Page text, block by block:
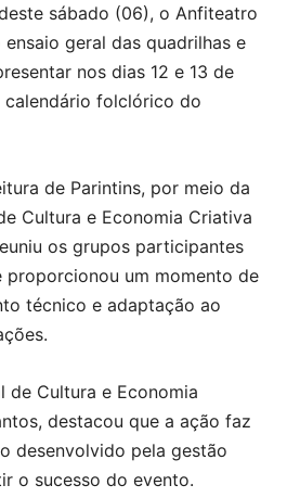
sábado (06), o Anfiteatro
geral das quadrilhas e
nos dias 12 e 13 de
calendário folclórico do
de Parintins, por meio da
Cultura e Economia Criativa
os grupos participantes
proporcionou um momento de
técnico e adaptação ao
de Cultura e Economia
destacou que a ação faz
desenvolvido pela gestão
o sucesso do evento.